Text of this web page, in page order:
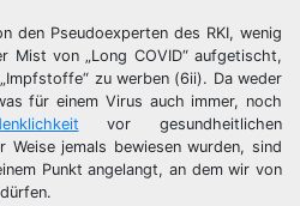
den Pseudoexperten des RKI, wenig
Mist von „Long COVID“ aufgetischt,
zu werben (6ii). Da weder
für einem Virus auch immer, noch
vor gesundheitlichen
Weise jemals bewiesen wurden, sind
Punkt angelangt, an dem wir von